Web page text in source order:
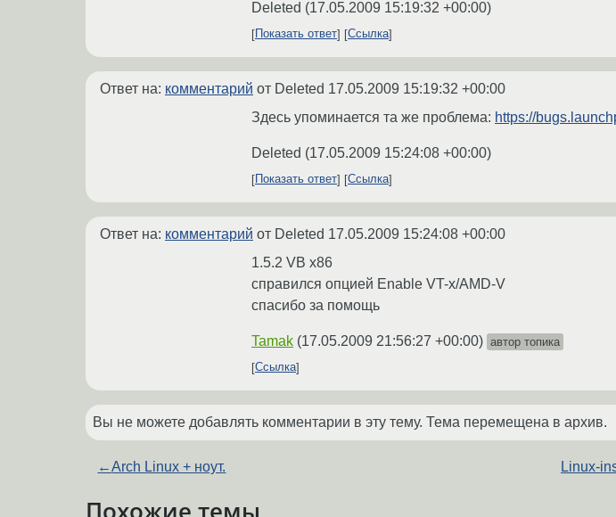
Deleted (17.05.2009 15:19:32 +00:00)
Показать ответ Ссылка
Ответ на: комментарий от Deleted 17.05.2009 15:19:32 +00:00
Здесь упоминается та же проблема: https://
Deleted (17.05.2009 15:24:08 +00:00)
Показать ответ Ссылка
Ответ на: комментарий от Deleted 17.05.2009 15:24:08 +00:00
1.5.2 VB x86
справился опцией Enable VT-x/AMD-V
спасибо за помощь
Tamak (17.05.2009 21:56:27 +00:00) автор топика
Ссылка
Вы не можете добавлять комментарии в эту тему. Тема перемещена в архив.
←Arch Linux + ноут. Linux-
Похожие темы